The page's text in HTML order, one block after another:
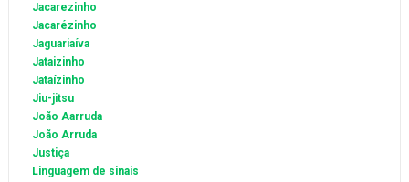
Jacarezinho
Jacarézinho
Jaguariaíva
Jataizinho
Jataízinho
Jiu-jitsu
João Aarruda
João Arruda
Justiça
Linguagem de sinais